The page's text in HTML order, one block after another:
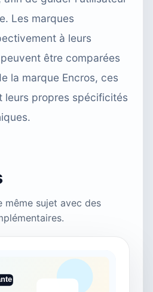
Les marques
à leurs
être comparées
la marque Encros, ces
leurs propres spécificités
même sujet avec des